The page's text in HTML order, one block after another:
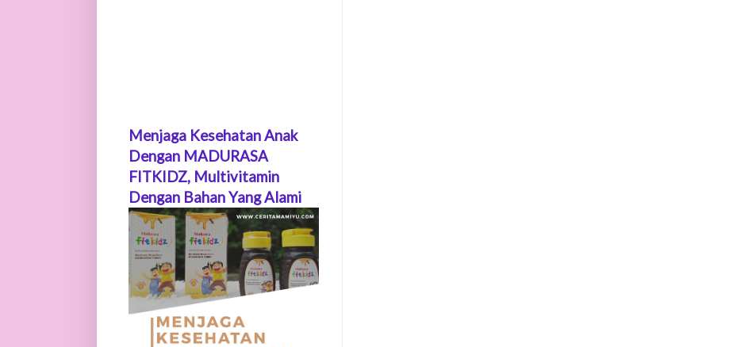
Menjaga Kesehatan Anak
Dengan MADURASA
FITKIDZ, Multivitamin
Dengan Bahan Yang Alami